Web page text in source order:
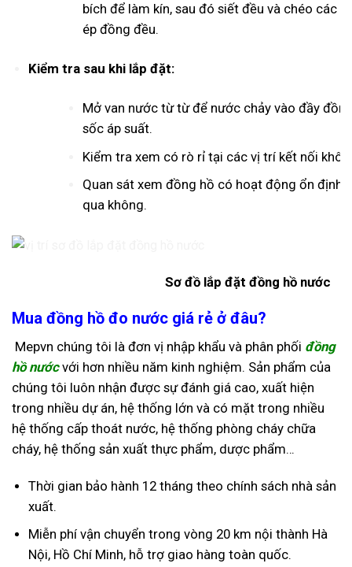
bích để làm kín, sau đó siết đều và chéo các
ép đồng đều.
Kiểm tra sau khi lắp đặt:
Mở van nước từ từ để nước chảy vào đầy
sốc áp suất.
Kiểm tra xem có rò rỉ tại các vị trí kết nối
Quan sát xem đồng hồ có hoạt động ổn định
qua không.
Sơ đồ lắp đặt đồng hồ nước
Mua đồng hồ đo nước giá rẻ ở đâu?
Mepvn chúng tôi là đơn vị nhập khẩu và phân phối đồng
hồ nướcvới hơn nhiều năm kinh nghiệm. Sản phẩm của
chúng tôi luôn nhận được sự đánh giá cao, xuất hiện
trong nhiều dự án, hệ thống lớn và có mặt trong nhiều
hệ thống cấp thoát nước, hệ thống phòng cháy chữa
cháy, hệ thống sản xuất thực phẩm, dược phẩm…
Thời gian bảo hành 12 tháng theo chính sách nhà sản
xuất.
Miễn phí vận chuyển trong vòng 20 km nội thành Hà
Nội, Hồ Chí Minh, hỗ trợ giao hàng toàn quốc.